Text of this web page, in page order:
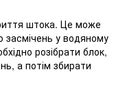
штока. Це може
засмічень у водяному
розібрати блок,
а потім збирати